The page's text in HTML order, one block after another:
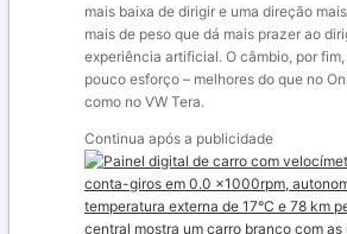
mais baixa de dirigir e uma direção
mais de peso que dá mais prazer ao
experiência artificial. O câmbio, por
pouco esforço – melhores do que no
como no VW Tera.
Continua após a publicidade